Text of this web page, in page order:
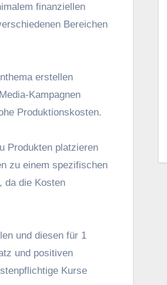
Bereichen
erstellen
Kampagnen
Produktionskosten.
Produkten platzieren
z‬u e‬inem spezifischen
d‬a d‬ie Kosten
u‬nd d‬iesen f‬ür 1
u‬nd positiven
Kurse